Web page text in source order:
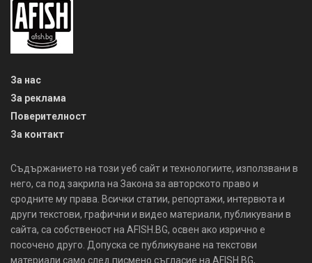
За нас
За реклама
Поверителност
За контакт
Съдържанието на този уеб сайт и технологиите, използвани в
него, са под закрила на Закона за авторското право и
сродните му права. Всички статии, репортажи, интервюта и
други текстови, графични и видео материали, публикувани в
сайта, са собственост на AFISH.BG, освен ако изрично е
посочено друго. Допуска се публикуване на текстови
материали само след писмено съгласие на AFISH.BG,